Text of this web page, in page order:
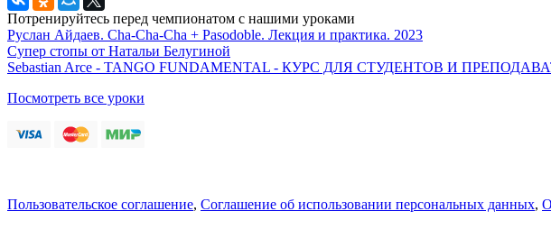
Потренируйтесь перед чемпионатом с нашими уроками
Руслан Айдаев. Cha-Cha-Cha + Pasodoble. Лекция и практика. 2023
Супер стопы от Натальи Белугиной
Sebastian Arce - TANGO FUNDAMENTAL - КУРС ДЛЯ СТУДЕНТОВ И
Посмотреть все уроки
Пользовательское соглашение, Соглашение об использовании персональных данных,